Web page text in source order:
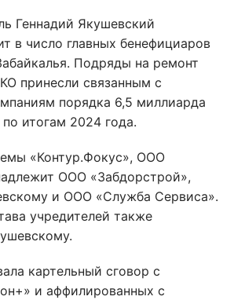
Геннадий Якушевский
в число главных бенефициаров
Подряды на ремонт
принесли связанным с
порядка 6,5 миллиарда
итогам 2024 года.
«Контур.Фокус», ООО
ООО «Забдорстрой»,
и ООО «Служба Сервиса».
учредителей также
картельный сговор с
и аффилированных с